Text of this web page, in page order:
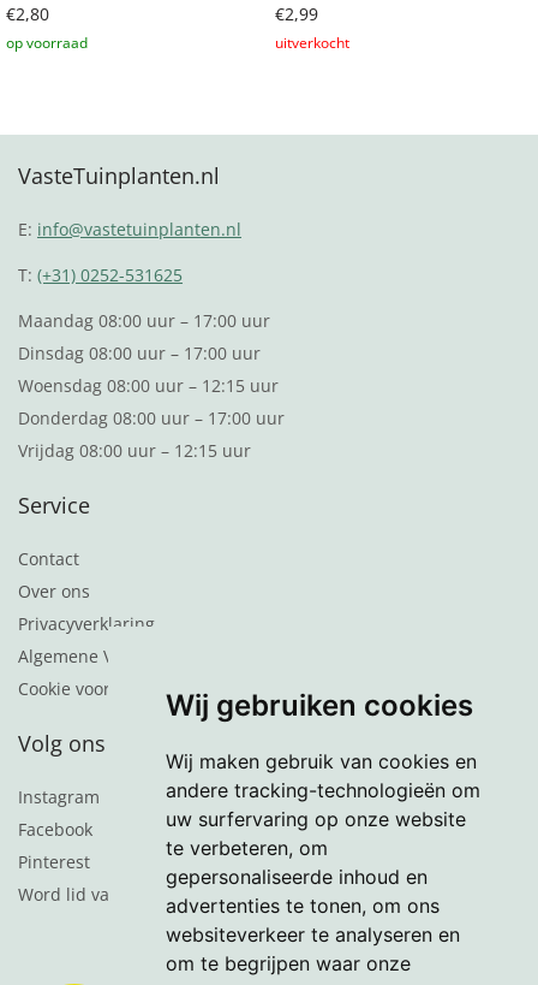
Wij gebruiken cookies
Wij maken gebruik van cookies en
andere tracking-technologieën om
uw surfervaring op onze website
te verbeteren, om
gepersonaliseerde inhoud en
advertenties te tonen, om ons
websiteverkeer te analyseren en
om te begrijpen waar onze
€2,80 €2,99
VasteTuinplanten.nl
E: info@vastetuinplanten.nl
T:(+31) 0252-531625
Maandag 08:00 uur – 17:00 uur
Dinsdag 08:00 uur – 17:00 uur
Woensdag 08:00 uur – 12:15 uur
Donderdag 08:00 uur – 17:00 uur
Vrijdag 08:00 uur – 12:15 uur
Service
Contact
Over ons
Privacyverklaring
Algemene Voorwaarden
Cookie voorkeuren
Volg ons
Instagram
Facebook
Pinterest
Word lid van de nieuwsbrief